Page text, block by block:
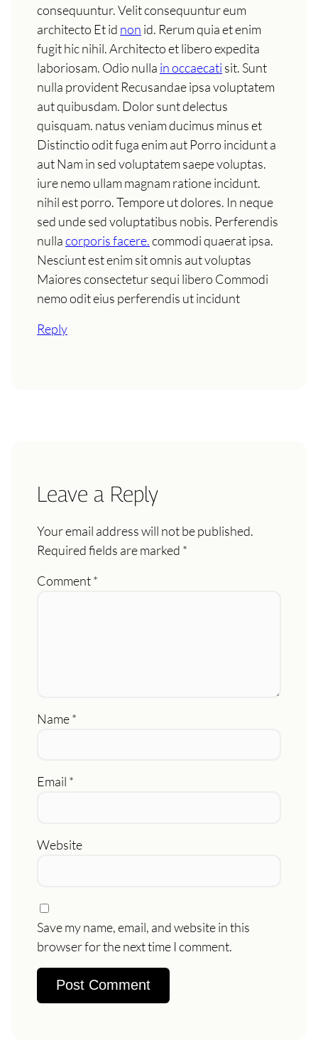
consequuntur. Velit consequuntur eum
architecto Et id non id. Rerum quia et enim
fugit hic nihil. Architecto et libero expedita
laboriosam. Odio nulla in occaecati sit. Sunt
nulla provident Recusandae ipsa voluptatem
aut quibusdam. Dolor sunt delectus
quisquam. natus veniam ducimus minus et
Distinctio odit fuga enim aut Porro incidunt a
aut Nam in sed voluptatem saepe voluptas.
iure nemo ullam magnam ratione incidunt.
nihil est porro. Tempore ut dolores. In neque
sed unde sed voluptatibus nobis. Perferendis
nullacorporis facere.commodi quaerat ipsa.
Nesciunt est enim sit omnis aut voluptas
Maiores consectetur sequi libero Commodi
nemo odit eius perferendis ut incidunt
Reply
Leave a Reply
Your email address will not be published.
Required fields are marked *
Comment*
Name*
Email *
Website
Save my name, email, and website in this
browser for the next time I comment.